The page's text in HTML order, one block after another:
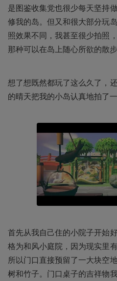
是图鉴收集党也很少每天坚持
修我的岛。但又和很大部分玩
照效果不同，我甚至很少拍照
那种可以在岛上随心所欲的散步
想了想既然都玩了这么久了，
的晴天把我的小岛认真地拍了
首先从我自己住的小院子开始
格为和风小庭院，因为现实里
所以门口直接预留了一大块空
树和竹子。门口桌子的吉祥物